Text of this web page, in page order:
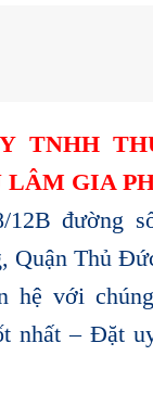
TNHH
LÂM GIA
12B đường
Quận Thủ
hệ với
nhất – Đặt